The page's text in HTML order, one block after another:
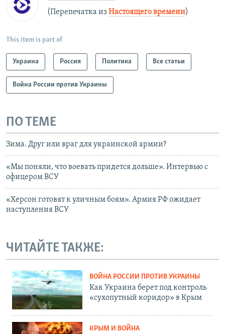
(Перепечатка из Настоящего времени)
This item is part of
Украина Россия Политика Все статьи
Война России против Украины
ПО ТЕМЕ
Зима. Друг или враг для украинской армии?
«Мы поняли, что воевать придется дольше». Интервью с
офицером ВСУ
«Херсон готовят к уличным боям». Армия РФ ожидает
наступления ВСУ
ЧИТАЙТЕ ТАКЖЕ:
ВОЙНА РОССИИ ПРОТИВ УКРАИНЫ
Как Украина берет под контроль
«сухопутный коридор» в Крым
КРЫМ И ВОЙНА